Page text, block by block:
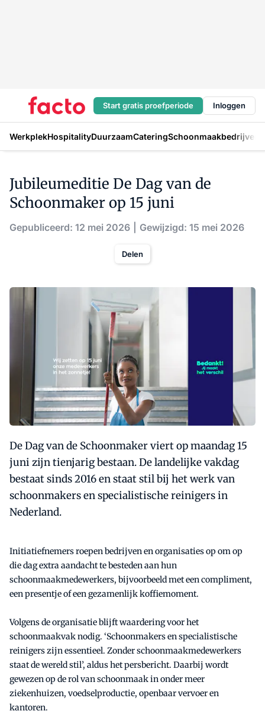
Start gratis proefperiode Inloggen
WerkplekHospitalityDuurzaamCateringSchoonmaakbedrijven
Jubileumeditie De Dag van de
Schoonmaker op 15 juni
Gepubliceerd: 12 mei 2026 Gewijzigd: 15 mei 2026
Delen
De Dag van de Schoonmaker viert op maandag 15
juni zijn tienjarig bestaan. De landelijke vakdag
bestaat sinds 2016 en staat stil bij het werk van
schoonmakers en specialistische reinigers in
Nederland.
Initiatiefnemers roepen bedrijven en organisaties op om op
die dag extra aandacht te besteden aan hun
schoonmaakmedewerkers, bijvoorbeeld met een compliment,
een presentje of een gezamenlijk koffiemoment.
Volgens de organisatie blijft waardering voor het
schoonmaakvak nodig. ‘Schoonmakers en specialistische
reinigers zijn essentieel. Zonder schoonmaakmedewerkers
staat de wereld stil’, aldus het persbericht. Daarbij wordt
gewezen op de rol van schoonmaak in onder meer
ziekenhuizen, voedselproductie, openbaar vervoer en
kantoren.